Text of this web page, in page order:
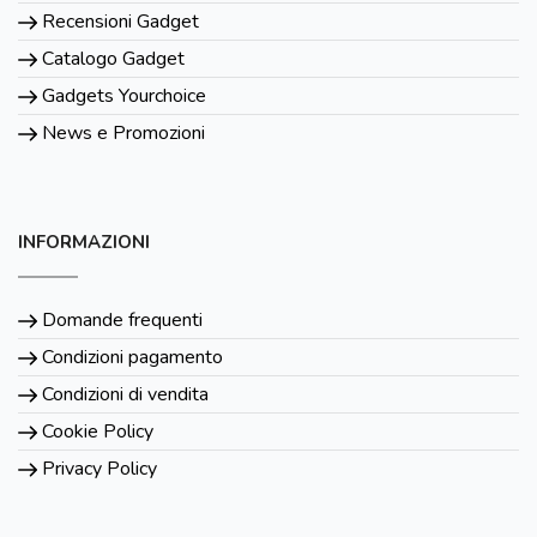
Recensioni Gadget
Catalogo Gadget
Gadgets Yourchoice
News e Promozioni
INFORMAZIONI
Domande frequenti
Condizioni pagamento
Condizioni di vendita
Cookie Policy
Privacy Policy